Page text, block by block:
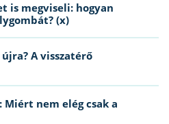
is megviseli: hogyan
(x)
A visszatérő
Miért nem elég csak a